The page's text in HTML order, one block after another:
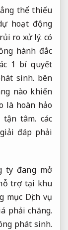
thể thiếu
hoạt động
ro xử lý. có
hành đắc
1 bí quyết
sinh. bên
nào khiến
là hoàn hảo
tâm. các
đáp phải
ty đang mở
trợ tại khu
mục Dịch vụ
phải chăng.
phát sinh.